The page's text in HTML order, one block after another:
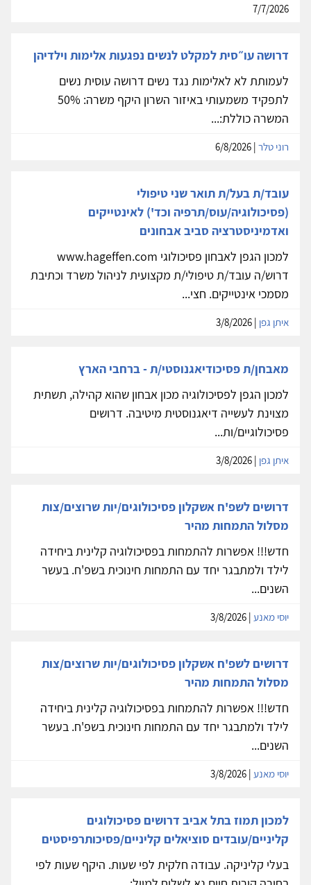
7/7/2026
דרושה עו״סית למקלט לנשים נפגעות אלימות וילדיהן
לעמותת לא לאלימות נגד נשים דרושה עוסית נשים
לתפקיד משמעותי באיזור השרון היקף משרה: 50%
המשרה כוללת:...
רוני טלר
עובד/ת בעל/ת תואר שני טיפולי
(פסיכולוגיה/עוס/תרפיה וכד') לאינטייקים
ואדמיניסטרציה סביב אבחונים
למכון הגפן לאבחון פסיכולוגי www.hageffen.com
דרוש/ה עובד/ת טיפולי/ת מקצועית לניהול משרד וכתיבת
מסמכי אינטייקים. חצי...
איתן גפן
מאבחן/ת פסיכודיאגנוסטי/ת - ברחבי הארץ
למכון הגפן לפסיכולוגיה מכון אבחון שהוא קהילה, תשתית
מצוינת לעשייה דיאגנוסטית מיטיבה. דרושים
פסיכולוגיים/ות...
איתן גפן
דרושים לשפ'ח אשקלון פסיכולוגים/יות שרוצים/צות
מסלול התמחות מהיר
חדש!!! אפשרות להתמחות בפסיכולוגיה קלינית ביחידה
לילד ולמתבגר יחד עם התמחות חינוכית בשפ'ח. בעשר
השנים...
יוסי מאנע
דרושים לשפ'ח אשקלון פסיכולוגים/יות שרוצים/צות
מסלול התמחות מהיר
חדש!!! אפשרות להתמחות בפסיכולוגיה קלינית ביחידה
לילד ולמתבגר יחד עם התמחות חינוכית בשפ'ח. בעשר
השנים...
יוסי מאנע
למכון תמוז בתל אביב דרושים פסיכולוגים
קליניים/עובדים סוציאלים קליניים/פסיכותרפיסטים
בעלי קליניקה. עבודה חלקית לפי שעות. היקף שעות לפי